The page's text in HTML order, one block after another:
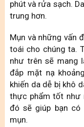
phút và rửa sạch.
trung hơn.
Mụn và những vấn
toái cho chúng ta.
như trên sẽ mang
đắp mặt nạ
khiến da dễ bị khô
thực phẩm tốt như
đó sẽ giúp bạn có
mụn.